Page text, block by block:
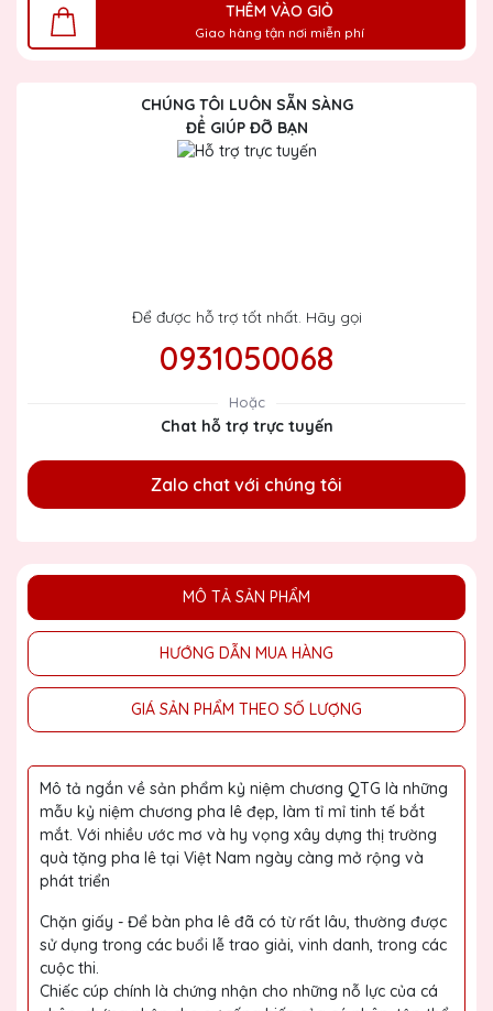
THÊM VÀO GIỎ
Giao hàng tận nơi miễn phí
CHÚNG TÔI LUÔN SẴN SÀNG
ĐỂ GIÚP ĐỠ BẠN
Để được hỗ trợ tốt nhất. Hãy gọi
0931050068
Hoặc
Chat hỗ trợ trực tuyến
Zalo chat với chúng tôi
MÔ TẢ SẢN PHẨM
HƯỚNG DẪN MUA HÀNG
GIÁ SẢN PHẨM THEO SỐ LƯỢNG
Mô tả ngắn về sản phẩm kỷ niệm chương QTG là những
mẫu kỷ niệm chương pha lê đẹp, làm tỉ mỉ tinh tế bắt
mắt. Với nhiều ước mơ và hy vọng xây dựng thị trường
quà tặng pha lê tại Việt Nam ngày càng mở rộng và
phát triển
Chặn giấy - Để bàn pha lê đã có từ rất lâu, thường được
sử dụng trong các buổi lễ trao giải, vinh danh, trong các
cuộc thi.
Chiếc cúp chính là chứng nhận cho những nỗ lực của cá